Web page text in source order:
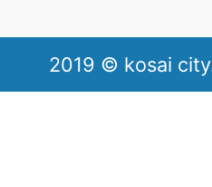
2019 © kosai